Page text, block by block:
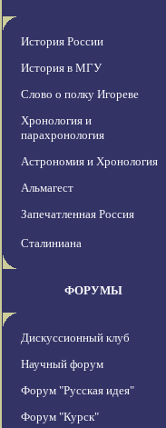
История России
История в МГУ
Слово о полку Игореве
Хронология и
парахронология
Астрономия и Хронология
Альмагест
Запечатленная Россия
Сталиниана
ФОРУМЫ
Дискуссионный клуб
Научный форум
Форум "Русская идея"
Форум "Курск"